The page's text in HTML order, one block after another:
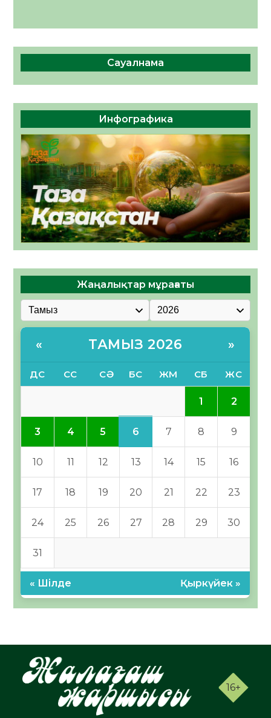
Сауалнама
Инфографика
Жаңалықтар мұрағаты
« ТАМЫЗ 2026 »
ДС СС СӘ БС ЖМ СБ ЖС
1 2
3 4 5 6 7 8 9
10 11 12 13 14 15 16
17 18 19 20 21 22 23
24 25 26 27 28 29 30
31
« Шілде Қыркүйек »
16+